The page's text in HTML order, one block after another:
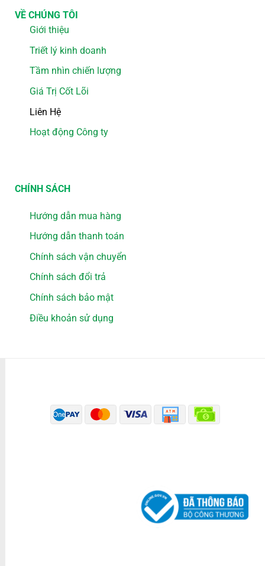
VỀ CHÚNG TÔI
Giới thiệu
Triết lý kinh doanh
Tầm nhìn chiến lượng
Giá Trị Cốt Lõi
Liên Hệ
Hoạt động Công ty
CHÍNH SÁCH
Hướng dẫn mua hàng
Hướng dẫn thanh toán
Chính sách vận chuyển
Chính sách đổi trả
Chính sách bảo mật
Điều khoản sử dụng